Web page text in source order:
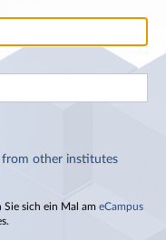
from other institutes
sich ein Mal am eCampus